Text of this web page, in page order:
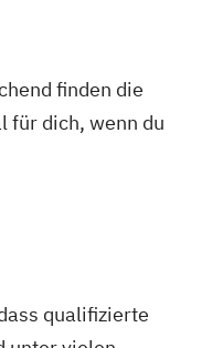
finden die
für dich, wenn du
qualifizierte